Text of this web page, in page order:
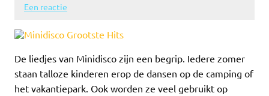
Een reactie
De liedjes van Minidisco zijn een begrip. Iedere zomer
staan talloze kinderen erop de dansen op de camping of
het vakantiepark. Ook worden ze veel gebruikt op